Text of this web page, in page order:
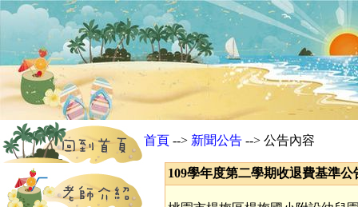
首頁 --> 新聞公告 --> 公告內容
109學年度第二學期收退費基準